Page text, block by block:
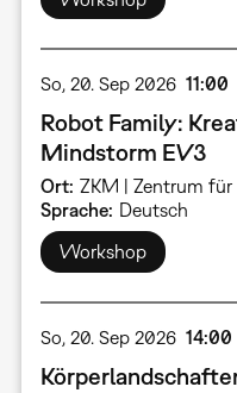
So, 20. Sep 2026 11:00
Robot Family:
Mindstorm EV3
Ort ZKM | Zentrum
Sprache Deutsch
Workshop
So, 20. Sep 2026 14:00